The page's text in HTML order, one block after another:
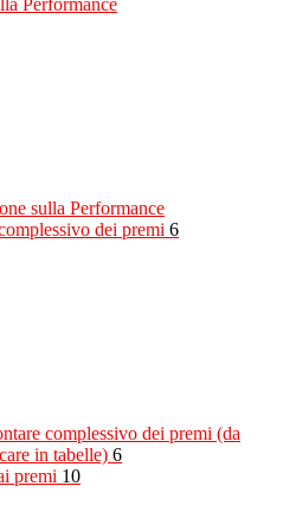
Performance
sulla Performance
dei premi 6
complessivo dei premi (da
in tabelle) 6
premi 10